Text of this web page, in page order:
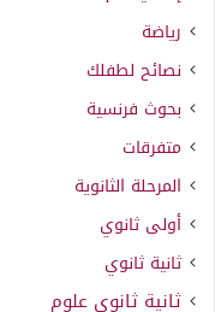
رياضة
نصائح لطفلك
بحوث فرنسية
متفرقات
المرحلة الثانوية
أولى ثانوي
ثانية ثانوي
ثانية ثانوي علوم